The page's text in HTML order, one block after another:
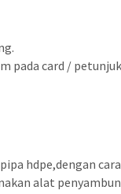
pada card /
hdpe,dengan
alat